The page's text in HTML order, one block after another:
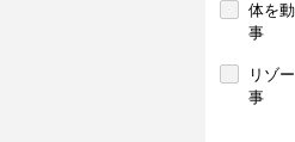
体を
事
リゾ
事